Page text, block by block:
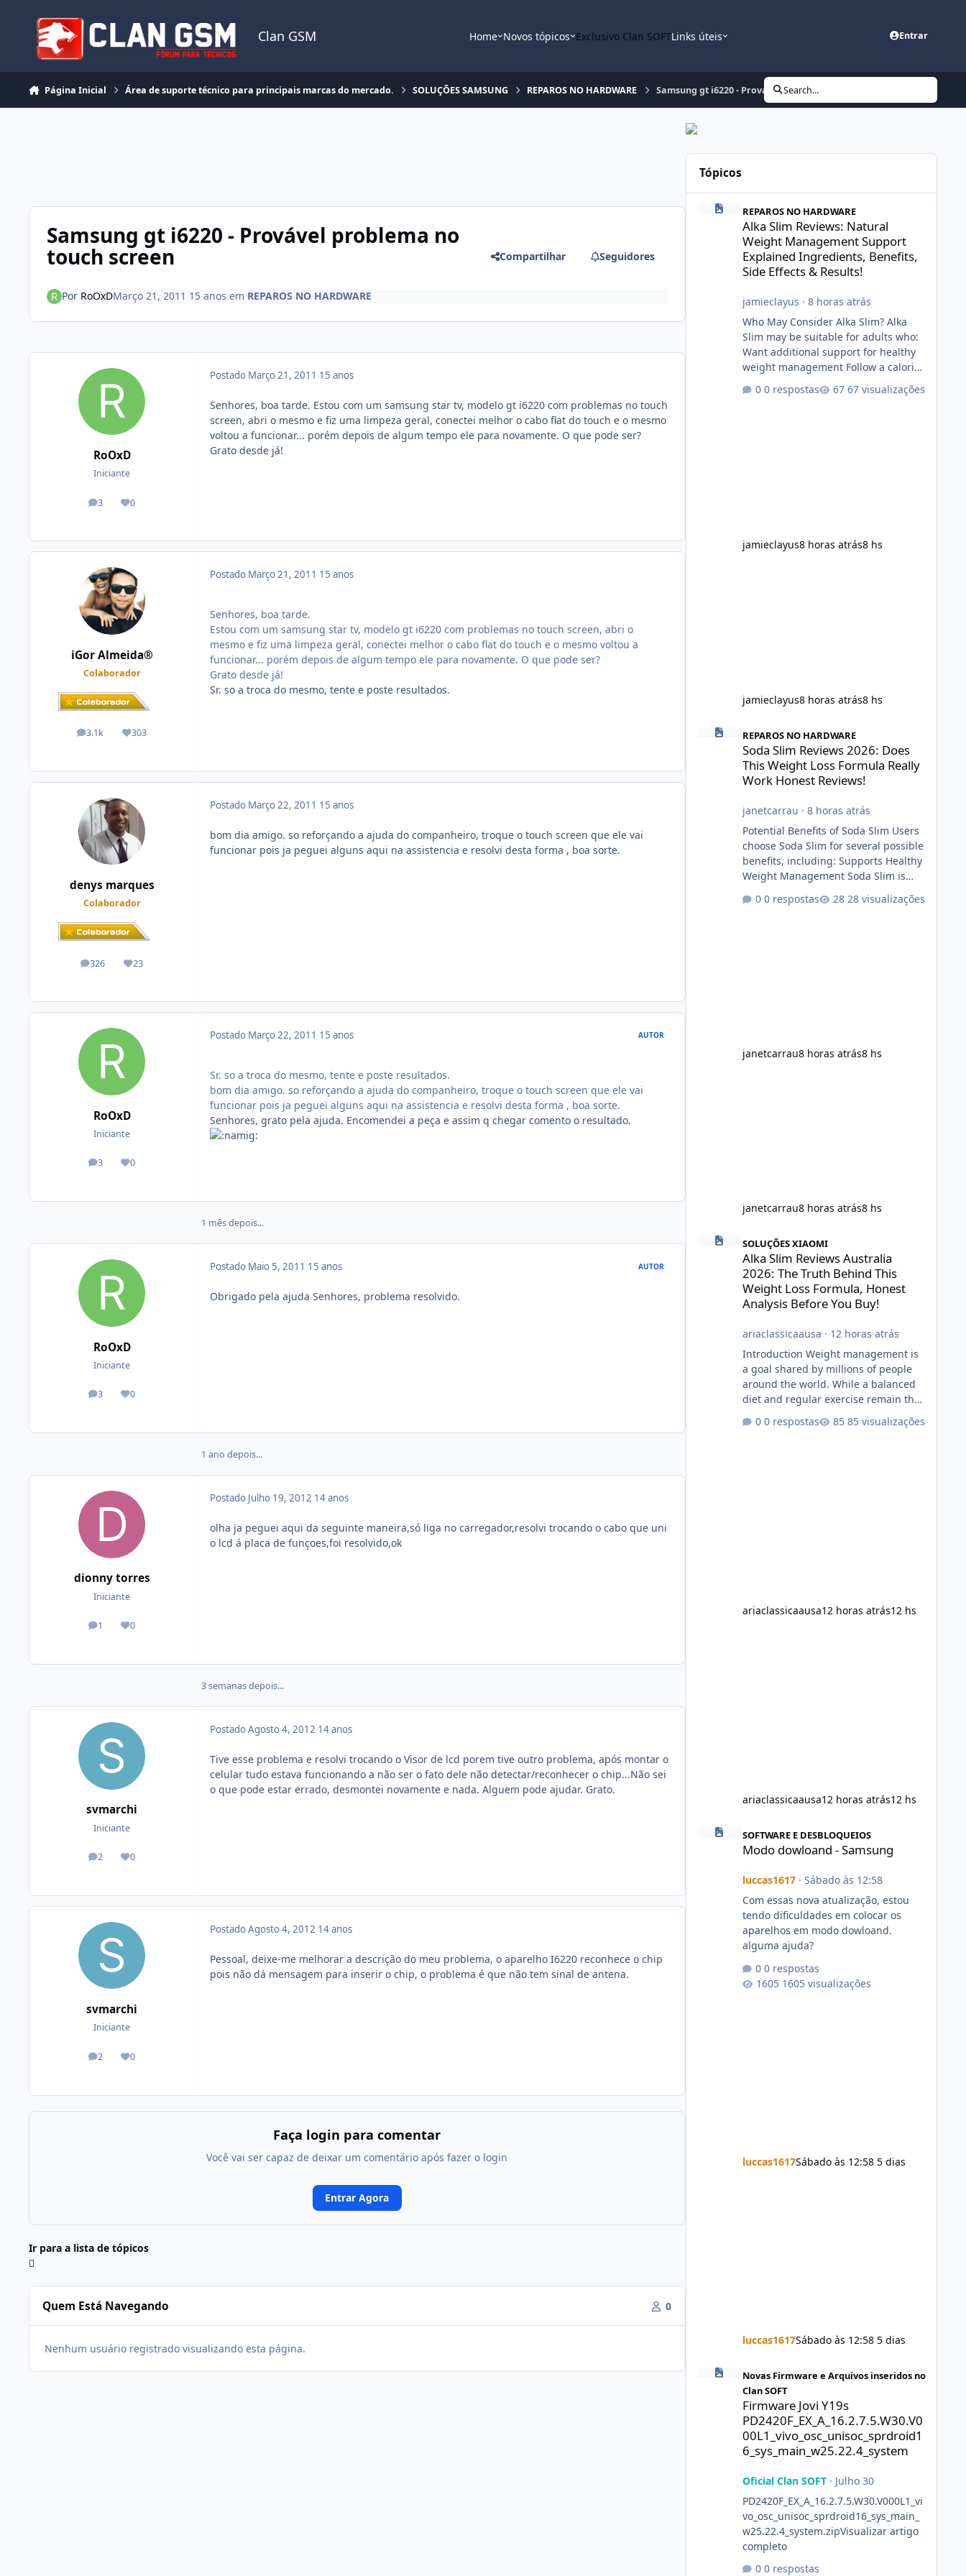
Clan GSM Home Novos tópicos Exclusivo Clan SOFTLinks úteis Entrar
Página Inicial Área de suporte técnico para principais marcas do mercado. SOLUÇÕES SAMSUNG REPAROS NO HARDWARE Samsung gt i6220 - Provável problema no touch screen
Search...
Samsung gt i6220 - Provável problema no
touch screen Compartilhar Seguidores
Por RoOxDMarço 21, 2011 15 anos em REPAROS NO HARDWARE
RoOxD
Iniciante
3
posts 0
Reputação
Postado Março 21, 2011 15 anos
Senhores, boa tarde. Estou com um samsung star tv, modelo gt i6220 com problemas no touch
screen, abri o mesmo e fiz uma limpeza geral, conectei melhor o cabo flat do touch e o mesmo
voltou a funcionar... porém depois de algum tempo ele para novamente. O que pode ser?
Grato desde já!
iGor Almeida®
Colaborador
3.1k
posts 303
Reputação
Postado Março 21, 2011 15 anos
Senhores, boa tarde.
Estou com um samsung star tv, modelo gt i6220 com problemas no touch screen, abri o
mesmo e fiz uma limpeza geral, conectei melhor o cabo flat do touch e o mesmo voltou a
funcionar... porém depois de algum tempo ele para novamente. O que pode ser?
Grato desde já!
Sr. so a troca do mesmo, tente e poste resultados.
denys marques
Colaborador
326
posts 23
Reputação
Postado Março 22, 2011 15 anos
bom dia amigo. so reforçando a ajuda do companheiro, troque o touch screen que ele vai
funcionar pois ja peguei alguns aqui na assistencia e resolvi desta forma , boa sorte.
RoOxD
Iniciante
3
posts 0
Reputação
Postado Março 22, 2011 15 anos AUTOR
Sr. so a troca do mesmo, tente e poste resultados.
bom dia amigo. so reforçando a ajuda do companheiro, troque o touch screen que ele vai
funcionar pois ja peguei alguns aqui na assistencia e resolvi desta forma , boa sorte.
Senhores, grato pela ajuda. Encomendei a peça e assim q chegar comento o resultado.
1 mês depois...
RoOxD
Iniciante
3
posts 0
Reputação
Postado Maio 5, 2011 15 anos AUTOR
Obrigado pela ajuda Senhores, problema resolvido.
1 ano depois...
dionny torres
Iniciante
1
posts 0
Reputação
Postado Julho 19, 2012 14 anos
olha ja peguei aqui da seguinte maneira,só liga no carregador,resolvi trocando o cabo que uni
o lcd á placa de funçoes,foi resolvido,ok
3 semanas depois...
svmarchi
Iniciante
2
posts 0
Reputação
PostadoAgosto 4, 2012 14 anos
Tive esse problema e resolvi trocando o Visor de lcd porem tive outro problema, após montar o
celular tudo estava funcionando a não ser o fato dele não detectar/reconhecer o chip...Não sei
o que pode estar errado, desmontei novamente e nada. Alguem pode ajudar. Grato.
svmarchi
Iniciante
2
posts 0
Reputação
PostadoAgosto 4, 2012 14 anos
Pessoal, deixe-me melhorar a descrição do meu problema, o aparelho I6220 reconhece o chip
pois não dá mensagem para inserir o chip, o problema é que não tem sinal de antena.
Faça login para comentar
Você vai ser capaz de deixar um comentário após fazer o login
Entrar Agora
Ir para a lista de tópicos
Quem Está Navegando 0
Nenhum usuário registrado visualizando esta página.
Tópicos
REPAROS NO HARDWARE
Alka Slim Reviews: Natural
Weight Management Support
Explained Ingredients, Benefits,
Side Effects & Results!
jamieclayus · 8 horas atrás
Who May Consider Alka Slim? Alka
Slim may be suitable for adults who:
Want additional support for healthy
weight management Follow a calorie-
Prefer supplements containing plant-
0 respostas 67 visualizações
jamieclayus8 horas atrás8 hs
jamieclayus8 horas atrás8 hs
Soda Slim Reviews 2026: Does This Weight Loss Formula
REPAROS NO HARDWARE
Soda Slim Reviews 2026: Does
This Weight Loss Formula Really
Work Honest Reviews!
janetcarrau · 8 horas atrás
Potential Benefits of Soda Slim Users
choose Soda Slim for several possible
benefits, including: Supports Healthy
Weight Management Soda Slim is
eating and regular exercise rather
0 respostas 28 visualizações
janetcarrau8 horas atrás8 hs
janetcarrau8 horas atrás8 hs
SOLUÇÕES XIAOMI
Alka Slim Reviews Australia
2026: The Truth Behind This
Weight Loss Formula, Honest
Analysis Before You Buy!
ariaclassicaausa · 12 horas atrás
Introduction Weight management is
a goal shared by millions of people
around the world. While a balanced
diet and regular exercise remain the
many individuals also explore dietary
0 respostas 85 visualizações
ariaclassicaausa12 horas atrás12 hs
ariaclassicaausa12 horas atrás12 hs
Modo dowloand - Samsung
SOFTWARE E DESBLOQUEIOS
Modo dowloand - Samsung
luccas1617· Sábado às 12:58
Com essas nova atualização, estou
tendo dificuldades em colocar os
aparelhos em modo dowloand.
alguma ajuda?
0 respostas
1605 visualizações
luccas1617Sábado às 12:58 5 dias
luccas1617Sábado às 12:58 5 dias
Novas Firmware e Arquivos inseridos no
Clan SOFT
Firmware Jovi Y19s
PD2420F_EX_A_16.2.7.5.W30.V0
00L1_vivo_osc_unisoc_sprdroid1
6_sys_main_w25.22.4_system
Oficial Clan SOFT· Julho 30
PD2420F_EX_A_16.2.7.5.W30.V000L1_vi
vo_osc_unisoc_sprdroid16_sys_main_
w25.22.4_system.zipVisualizar artigo
completo
0 respostas